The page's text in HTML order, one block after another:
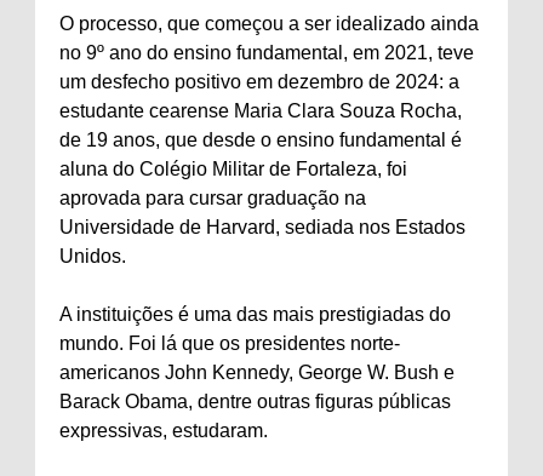
O processo, que começou a ser idealizado ainda
no 9º ano do ensino fundamental, em 2021, teve
um desfecho positivo em dezembro de 2024: a
estudante cearense Maria Clara Souza Rocha,
de 19 anos, que desde o ensino fundamental é
aluna do Colégio Militar de Fortaleza, foi
aprovada para cursar graduação na
Universidade de Harvard, sediada nos Estados
Unidos.
A instituições é uma das mais prestigiadas do
mundo. Foi lá que os presidentes norte-
americanos John Kennedy, George W. Bush e
Barack Obama, dentre outras figuras públicas
expressivas, estudaram.